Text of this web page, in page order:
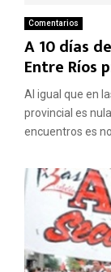
Comentarios
A 10 días
Entre Ríos
Al igual que en
provincial es
encuentros es